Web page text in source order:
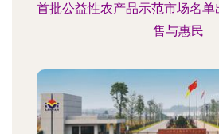
首批公益性农产品示范市场名
售与惠民